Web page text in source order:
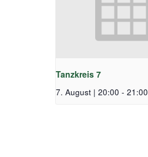
Tanzkreis 7
7. August | 20:00 - 21:00